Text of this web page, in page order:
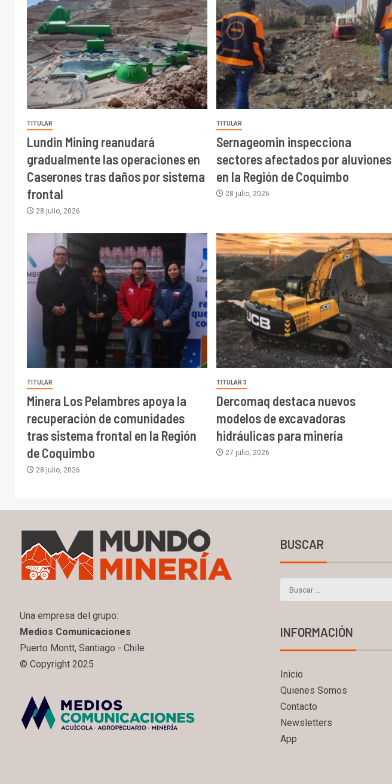
TITULAR
Lundin Mining reanudará
gradualmente las operaciones en
Caserones tras daños por sistema
frontal
28 julio, 2026
TITULAR
Sernageomin inspecciona
sectores afectados por aluviones
en la Región de Coquimbo
28 julio, 2026
TITULAR
Minera Los Pelambres apoya la
recuperación de comunidades
tras sistema frontal en la Región
de Coquimbo
28 julio, 2026
TITULAR 3
Dercomaq destaca nuevos
modelos de excavadoras
hidráulicas para minería
27 julio, 2026
Una empresa del grupo:
Medios Comunicaciones
Puerto Montt, Santiago - Chile
© Copyright 2025
BUSCAR
INFORMACIÓN
Inicio
Quienes Somos
Contacto
Newsletters
App